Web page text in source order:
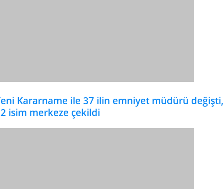
Kararname ile 37 ilin emniyet müdürü değişti,
isim merkeze çekildi